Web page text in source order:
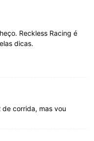
Reckless Racing é
dicas.
corrida, mas vou